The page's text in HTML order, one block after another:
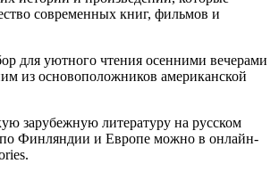
современных книг, фильмов и
для уютного чтения осенними вечерами
из основоположников американской
зарубежную литературу на русском
по Финляндии и Европе можно в онлайн-